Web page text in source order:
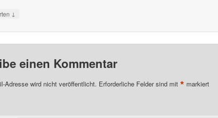
↓
einen Kommentar
Adresse wird nicht veröffentlicht. Erforderliche Felder sind mit * markiert